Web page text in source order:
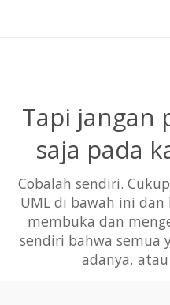
Tapi jangan
saja pada
Cobalah sendiri.
UML di bawah ini
membuka dan
sendiri bahwa semua
adanya,